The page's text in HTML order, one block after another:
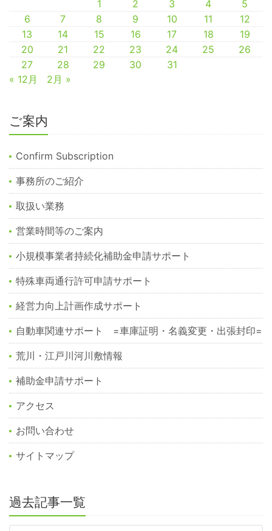
1
2 3 4
5
6
7 8 9 10 11
12
13
14 15 16 17 18
19
20
21 22 23 24 25
26
27
28 29 30
31
« 12月
2月 »
ご案内
Confirm Subscription
事務所のご紹介
取扱い業務
営業時間等のご案内
小規模事業者持続化補助金申請サポート
特殊車両通行許可申請サポート
経営力向上計画作成サポート
自動車関連サポート =車庫証明・名義変更・出張封印=
荒川・江戸川河川敷情報
補助金申請サポート
アクセス
お問い合わせ
サイトマップ
過去記事一覧